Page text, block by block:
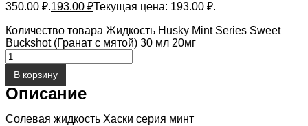
350.00 ₽.193.00 ₽Текущая цена: 193.00 ₽.
Количество товара Жидкость Husky Mint Series Sweet
Buckshot (Гранат с мятой) 30 мл 20мг
В корзину
Описание
Солевая жидкость Хаски серия минт